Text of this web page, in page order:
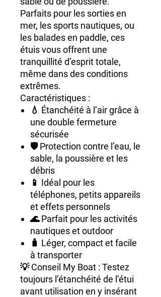
Parfaits pour les sorties en
mer, les sports nautiques, ou
les balades en paddle, ces
étuis vous offrent une
tranquillité d’esprittotale,
même dans des conditions
extrêmes.
Caractéristiques :
💧 Étanchéité à l’airgrâce à
une double fermeture
sécurisée
🛡️Protection contre l’eau, le
sable, la poussière et les
débris
📱 Idéal pour les
téléphones, petits appareils
et effets personnels
🌊Parfait pour les activités
nautiques et outdoor
🧳 Léger, compact et facile
à transporter
💡Conseil My Boat : Testez
toujours l’étanchéité de l’étui
avant utilisation en y insérant